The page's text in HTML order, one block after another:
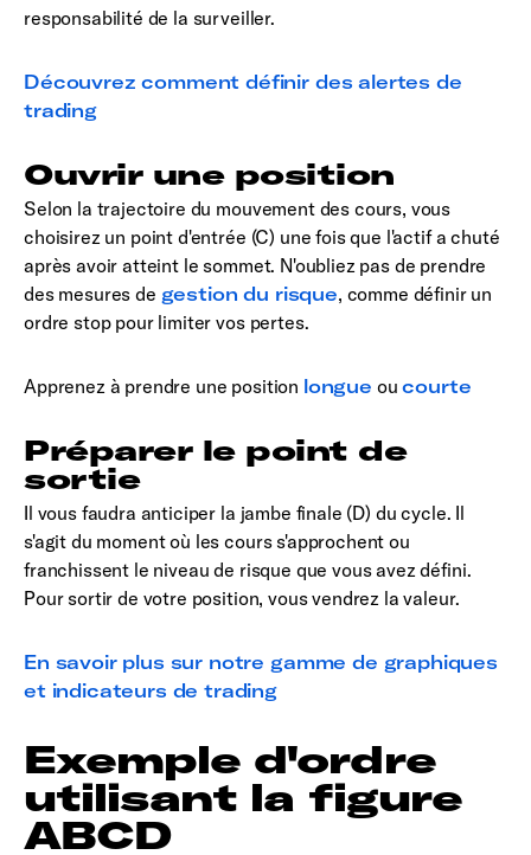
responsabilité de la surveiller.
Découvrez comment définir des alertes de
trading
Ouvrir une position
Selon la trajectoire du mouvement des cours, vous
choisirez un point d'entrée (C) une fois que l'actif a chuté
après avoir atteint le sommet. N'oubliez pas de prendre
des mesures de gestion du risque, comme définir un
ordre stop pour limiter vos pertes.
Apprenez à prendre une position longue oucourte
Préparer le point de
sortie
Il vous faudra anticiper la jambe finale (D) du cycle. Il
s'agit du moment où les cours s'approchent ou
franchissent le niveau de risque que vous avez défini.
Pour sortir de votre position, vous vendrez la valeur.
En savoir plus sur notre gamme de graphiques
et indicateurs de trading
Exemple d'ordre
utilisant la figure
ABCD